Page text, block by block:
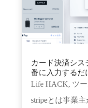
カード決済シス
番に入力するだ
Life HACK, ツ
stripeとは事業